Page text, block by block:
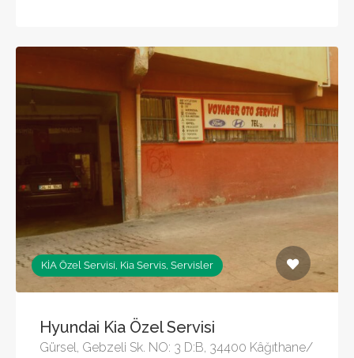
KİA Özel Servisi, Kia Servis, Servisler
Hyundai Kia Özel Servisi
Gürsel, Gebzeli Sk. NO: 3 D:B, 34400 Kâğıthane/